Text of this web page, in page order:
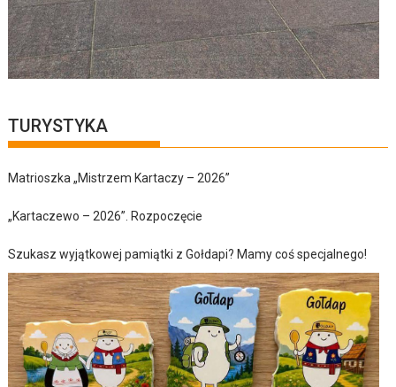
TURYSTYKA
Matrioszka „Mistrzem Kartaczy – 2026”
„Kartaczewo – 2026”. Rozpoczęcie
Szukasz wyjątkowej pamiątki z Gołdapi? Mamy coś specjalnego!